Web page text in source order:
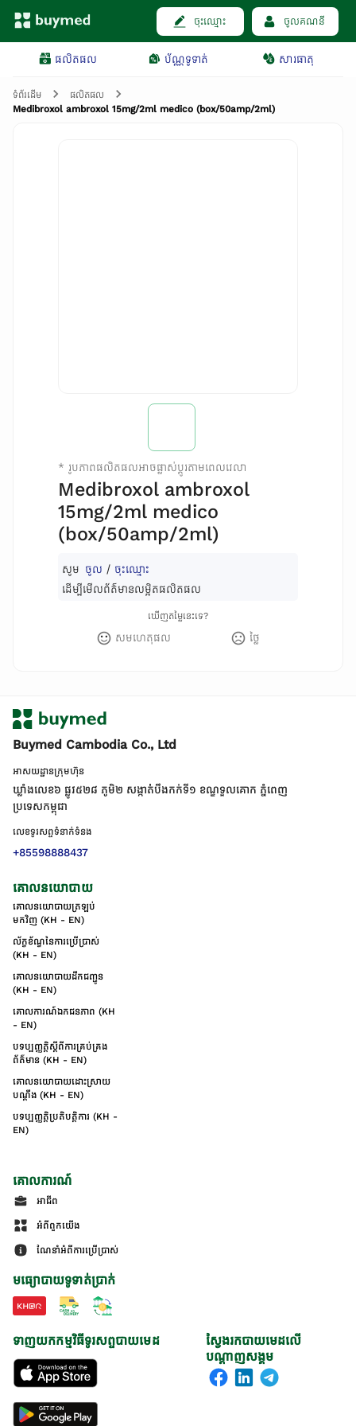
ចុះឈ្មោះ ចូលគណនី
ផលិតផល ប័ណ្ណទូទាត់ សារធាតុ
ទំព័រដើម
ផលិតផល
Medibroxol ambroxol 15mg/2ml medico (box/50amp/2ml)
* រូបភាពផលិតផលអាចផ្លាស់ប្តូរតាមពេលវេលា
Medibroxol ambroxol
15mg/2ml medico
(box/50amp/2ml)
សូម ចូល / ចុះឈ្មោះ
ដើម្បីមើលព័ត៌មានលម្អិតផលិតផល
ឃើញតម្លៃនេះទេ?
សមហេតុផល ថ្លៃ
Buymed Cambodia Co., Ltd
អាសយដ្ឋានក្រុមហ៊ុន
ឃ្លាំងលេខ៦ ផ្លូវ៥២៨ ភូមិ២ សង្កាត់់បឹងកក់ទី១ ខណ្ឌទួលគោក ភ្នំពេញ
ប្រទេសកម្ពុជា
លេខទូរសព្ទទំនាក់ទំនង
+85598888437
គោលនយោបាយ
គោលនយោបាយត្រឡប់
មកវិញ (KH - EN)
ល័ក្ខខ័ណ្ឌនៃការប្រើប្រាស់
(KH - EN)
គោលនយោបាយដឹកជញ្ជូន
(KH - EN)
គោលការណ៍ឯកជនភាព (KH
- EN)
បទប្បញ្ញត្តិស្តីពីការគ្រប់គ្រង
ព័ត៌មាន (KH - EN)
គោលនយោបាយដោះស្រាយ
បណ្ដឹង (KH - EN)
បទប្បញ្ញត្តិប្រតិបត្តិការ (KH -
EN)
គោលការណ៍
អាជីព
អំពីពួកយើង
ណែនាំអំពីការប្រើប្រាស់
មធ្យោបាយទូទាត់ប្រាក់
ស្វែងរកបាយមេដលើ
បណ្តាញសង្គម
ទាញយកកម្មវិធីទូរសព្ទបាយមេដ